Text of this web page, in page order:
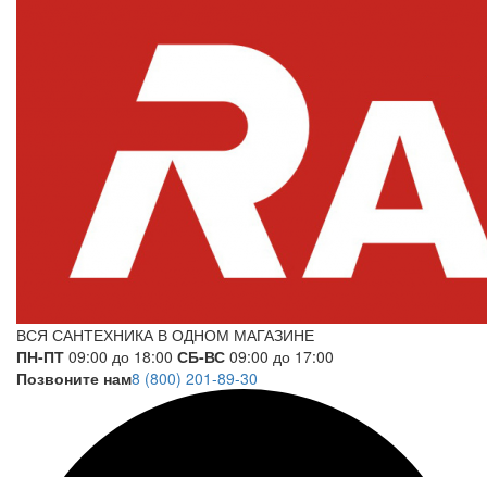
ВСЯ САНТЕХНИКА В ОДНОМ МАГАЗИНЕ
ПН-ПТ 09:00 до 18:00 СБ-ВС 09:00 до 17:00
Позвоните нам8 (800) 201-89-30